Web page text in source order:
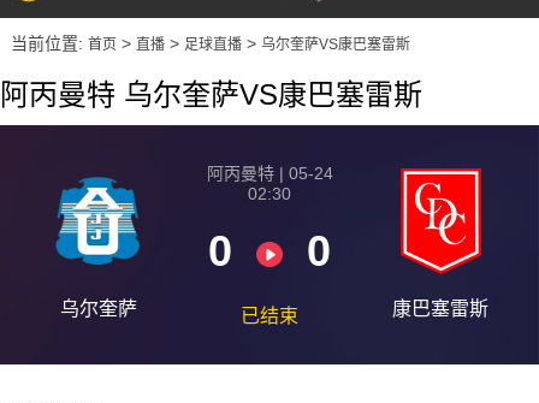
当前位置: 首页> 直播> 足球直播> 乌尔奎萨VS康巴塞雷斯
阿丙曼特 乌尔奎萨VS康巴塞雷斯
乌尔奎萨
阿丙曼特 | 05-24
02:30
0 0
已结束 康巴塞雷斯